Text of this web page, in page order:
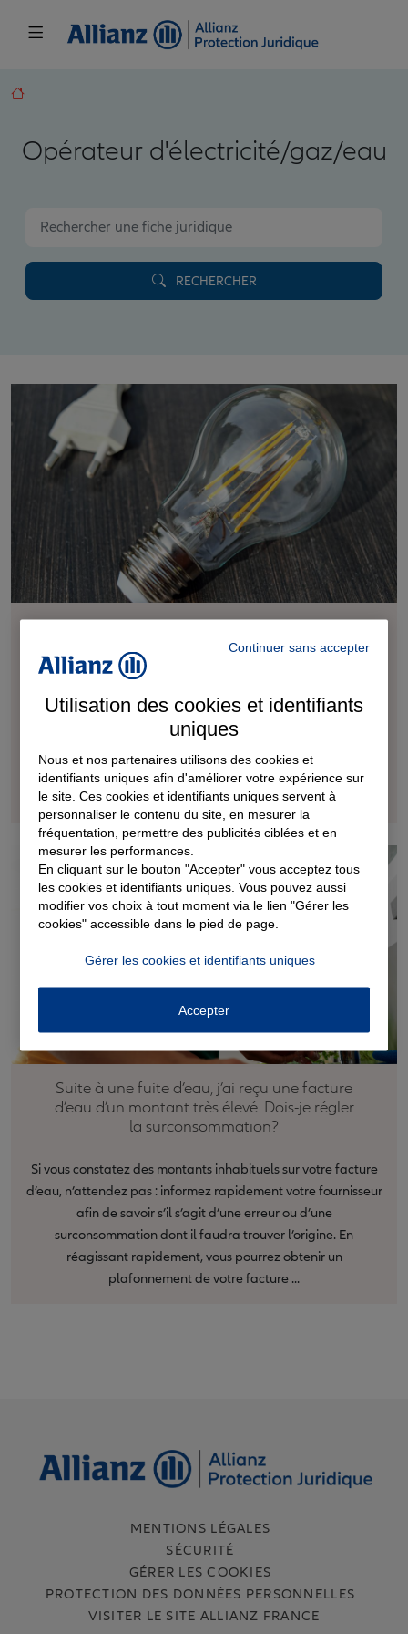
Opérateur d'électricité/gaz/eau
RECHERCHER
alors que nous sommes en plein hiver ?
l’électricité en cas d’impayés : une procédure particulière doit
être respectée. Couper l’électricité d’une résidence principale
pendant la période hivernale est même interdit. Quelle est la
procédure pour couper l’électricité en dehors de l’hiver ? Le
courrier de ...
Suite à une fuite d’eau, j’ai reçu une facture
d’eau d’un montant très élevé. Dois-je régler
la surconsommation?
Si vous constatez des montants inhabituels sur votre facture
d’eau, n’attendez pas : informez rapidement votre fournisseur
afin de savoir s’il s’agit d’une erreur ou d’une
surconsommation dont il faudra trouver l’origine. En
réagissant rapidement, vous pourrez obtenir un
plafonnement de votre facture ...
MENTIONS LÉGALES
SÉCURITÉ
GÉRER LES COOKIES
PROTECTION DES DONNÉES PERSONNELLES
VISITER LE SITE ALLIANZ FRANCE
Continuer sans accepter
Utilisation des cookies et identifiants
uniques
Nous et nos partenaires utilisons des cookies et
identifiants uniques afin d'améliorer votre expérience sur
le site. Ces cookies et identifiants uniques servent à
personnaliser le contenu du site, en mesurer la
fréquentation, permettre des publicités ciblées et en
mesurer les performances.
En cliquant sur le bouton "Accepter" vous acceptez tous
les cookies et identifiants uniques. Vous pouvez aussi
modifier vos choix à tout moment via le lien "Gérer les
cookies" accessible dans le pied de page.
Gérer les cookies et identifiants uniques
Accepter